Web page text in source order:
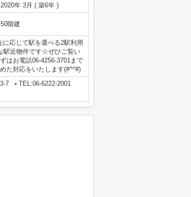
2020年 3月 ( 築6年 )
50階建
応じて駅を選べる2駅利用
駅近物件です☆ぜひご覧い
はお電話06-4256-3701まで
た対応をいたします(#^^#)
7
TEL:06-6222-2001